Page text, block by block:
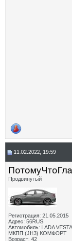
11.02.2022, 19:59
Продвинутый
Регистрация: 21.05.2015
Адрес: 56RUS
Автомобиль: LADA
МКПП (JH3) КОМФОРТ
Возраст: 42